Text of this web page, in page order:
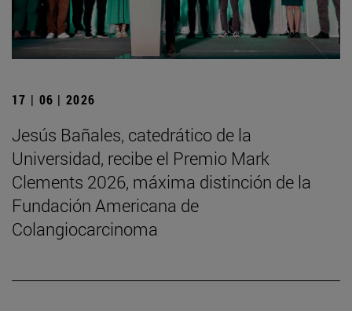
17 | 06 | 2026
Jesús Bañales, catedrático de la
Universidad, recibe el Premio Mark
Clements 2026, máxima distinción de la
Fundación Americana de
Colangiocarcinoma